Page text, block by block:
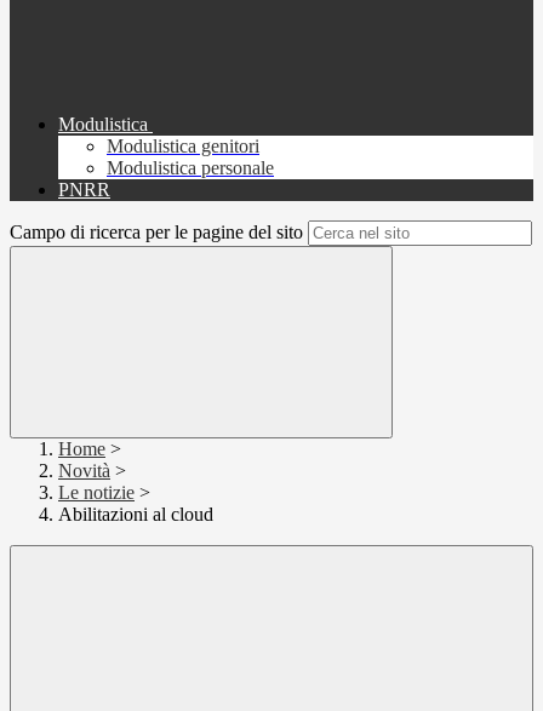
Modulistica
Modulistica genitori
Modulistica personale
PNRR
Campo di ricerca per le pagine del sito
Home >
Novità >
Le notizie >
Abilitazioni al cloud